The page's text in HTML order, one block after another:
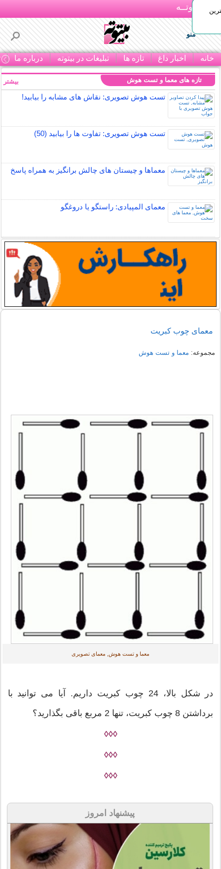
بـیتوتــه
منو
خانه اخبار داغ تازه ها تبلیغات در بیتوته درباره ما
تازه های معما و تست هوش
تست هوش تصویری: نقاش های مشابه را بیابید!
تست هوش تصویری: تفاوت ها را بیابید (50)
معماها و چیستان های چالش برانگیز به همراه پاسخ
معمای المپیادی: راستگو یا دروغگو
بیشتر
معمای چوب کبریت
مجموعه: معما و تست هوش
معما و تست هوش, معمای تصویری
در شکل بالا، 24 چوب کبریت داریم. آیا می توانید با
برداشتن 8 چوب کبریت، تنها 2 مربع باقی بگذارید؟
◊◊◊
◊◊◊
◊◊◊
پیشنهاد امروز